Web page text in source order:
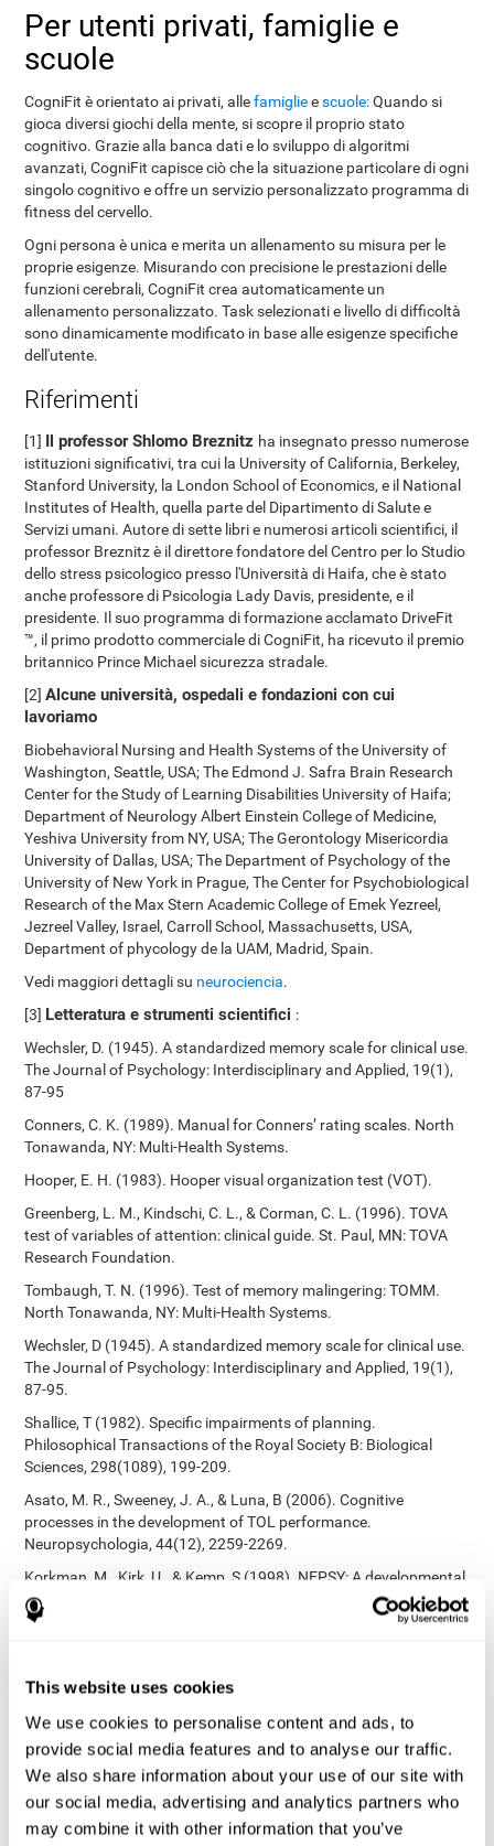
This website uses cookies
We use cookies to personalise content and ads, to
provide social media features and to analyse our traffic.
We also share information about your use of our site with
our social media, advertising and analytics partners who
may combine it with other information that you’ve
Per utenti privati, famiglie e
scuole
CogniFit è orientato ai privati, allefamiglieescuole:Quando si
gioca diversi giochi della mente, si scopre il proprio stato
cognitivo. Grazie alla banca dati e lo sviluppo di algoritmi
avanzati, CogniFit capisce ciò che la situazione particolare di ogni
singolo cognitivo e offre un servizio personalizzato programma di
fitness del cervello.
Ogni persona è unica e merita un allenamento su misura per le
proprie esigenze. Misurando con precisione le prestazioni delle
funzioni cerebrali, CogniFit crea automaticamente un
allenamento personalizzato. Task selezionati e livello di difficoltà
sono dinamicamente modificato in base alle esigenze specifiche
dell'utente.
Riferimenti
[1] Il professor Shlomo Breznitz ha insegnato presso numerose
istituzioni significativi, tra cui la University of California, Berkeley,
Stanford University, la London School of Economics, e il National
Institutes of Health, quella parte del Dipartimento di Salute e
Servizi umani. Autore di sette libri e numerosi articoli scientifici, il
professor Breznitz è il direttore fondatore del Centro per lo Studio
dello stress psicologico presso l'Università di Haifa, che è stato
anche professore di Psicologia Lady Davis, presidente, e il
presidente. Il suo programma di formazione acclamato DriveFit
™, il primo prodotto commerciale di CogniFit, ha ricevuto il premio
britannico Prince Michael sicurezza stradale.
[2]Alcune università, ospedali e fondazioni con cui
lavoriamo
Biobehavioral Nursing and Health Systems of the University of
Washington, Seattle, USA; The Edmond J. Safra Brain Research
Center for the Study of Learning Disabilities University of Haifa;
Department of Neurology Albert Einstein College of Medicine,
Yeshiva University from NY, USA; The Gerontology Misericordia
University of Dallas, USA; The Department of Psychology of the
University of New York in Prague, The Center for Psychobiological
Research of the Max Stern Academic College of Emek Yezreel,
Jezreel Valley, Israel, Carroll School, Massachusetts, USA,
Department of phycology de la UAM, Madrid, Spain.
Vedi maggiori dettagli su neurociencia.
[3] Letteratura e strumenti scientifici :
Wechsler, D. (1945). A standardized memory scale for clinical use.
The Journal of Psychology: Interdisciplinary and Applied, 19(1),
87-95
Conners, C. K. (1989). Manual for Conners’ rating scales. North
Tonawanda, NY: Multi-Health Systems.
Hooper, E. H. (1983). Hooper visual organization test (VOT).
Greenberg, L. M., Kindschi, C. L., & Corman, C. L. (1996). TOVA
test of variables of attention: clinical guide. St. Paul, MN: TOVA
Research Foundation.
Tombaugh, T. N. (1996). Test of memory malingering: TOMM.
North Tonawanda, NY: Multi-Health Systems.
Wechsler, D (1945). A standardized memory scale for clinical use.
The Journal of Psychology: Interdisciplinary and Applied, 19(1),
87-95.
Shallice, T (1982). Specific impairments of planning.
Philosophical Transactions of the Royal Society B: Biological
Sciences, 298(1089), 199-209.
Asato, M. R., Sweeney, J. A., & Luna, B (2006). Cognitive
processes in the development of TOL performance.
Neuropsychologia, 44(12), 2259-2269.
Korkman, M., Kirk, U., & Kemp, S (1998). NEPSY: A developmental
neuropsychological assessment. Psychological Corporation.
Stroop, J. R (1935). Studies of interference in serial verbal
Heaton, R. K. (1981). A manual for the Wisconsin card sorting
test. Western Psycological Services.
Tsotsos, L. E., Roggeveen, A. B., Sekuler, A. B., Vrkljan, B. H., &
Bennett, P. J. (2010). The effects of practice in a useful field of
view task on driving performance. Journal of Vision, 10(7), 152-